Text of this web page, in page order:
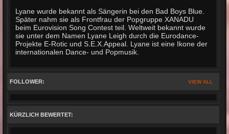
Lyane wurde bekannt als Sängerin bei den Bad Boys Blue.
Später nahm sie als Frontfrau der Popgruppe XANADU
beim Eurovision Song Contest teil. Weltweit bekannt wurde
sie unter dem Namen Lyane Leigh durch die Eurodance-
Projekte E-Rotic und S.E.X.Appeal. Lyane ist eine Ikone der
internationalen Dance- und Popmusik.
VIEW ALL
FOLLOWER:
KÜRZLICH BEWERTET: